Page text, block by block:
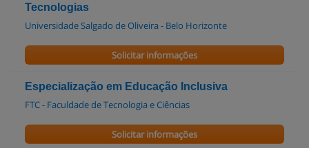
Tecnologias
Universidade Salgado de Oliveira - Belo Horizonte
Solicitar informações
Especialização em Educação Inclusiva
FTC - Faculdade de Tecnologia e Ciências
Solicitar informações